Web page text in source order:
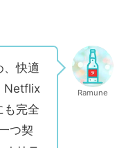
、快適
Netflix
も完全
つ契
Ramune